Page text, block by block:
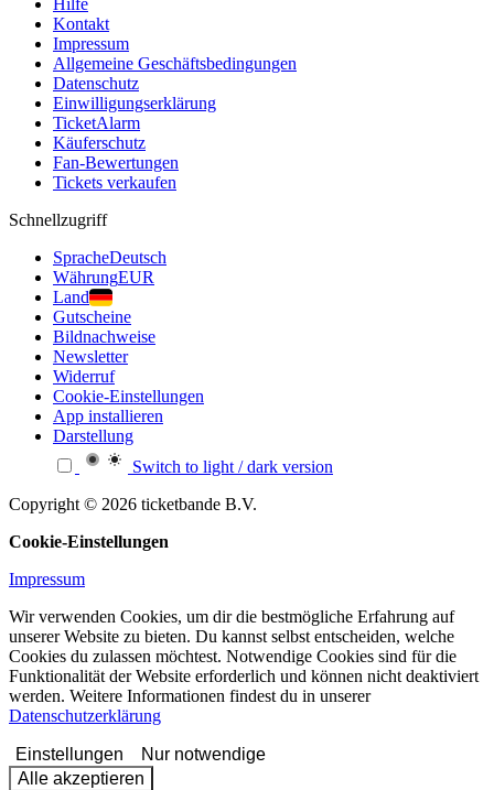
Hilfe
Kontakt
Impressum
Allgemeine Geschäftsbedingungen
Datenschutz
Einwilligungserklärung
TicketAlarm
Käuferschutz
Fan-Bewertungen
Tickets verkaufen
Schnellzugriff
SpracheDeutsch
WährungEUR
Land
Gutscheine
Bildnachweise
Newsletter
Widerruf
Cookie-Einstellungen
App installieren
Darstellung
Switch to light / dark version
Copyright © 2026 ticketbande B.V.
Cookie-Einstellungen
Impressum
Wir verwenden Cookies, um dir die bestmögliche Erfahrung auf
unserer Website zu bieten. Du kannst selbst entscheiden, welche
Cookies du zulassen möchtest. Notwendige Cookies sind für die
Funktionalität der Website erforderlich und können nicht deaktiviert
werden. Weitere Informationen findest du in unserer
Datenschutzerklärung
Einstellungen
Nur notwendige
Alle akzeptieren